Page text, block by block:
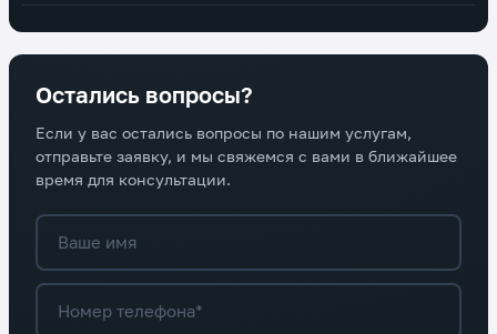
Остались вопросы?
Если у вас остались вопросы по нашим услугам,
отправьте заявку, и мы свяжемся с вами в ближайшее
время для консультации.
Ваше имя
Номер телефона*